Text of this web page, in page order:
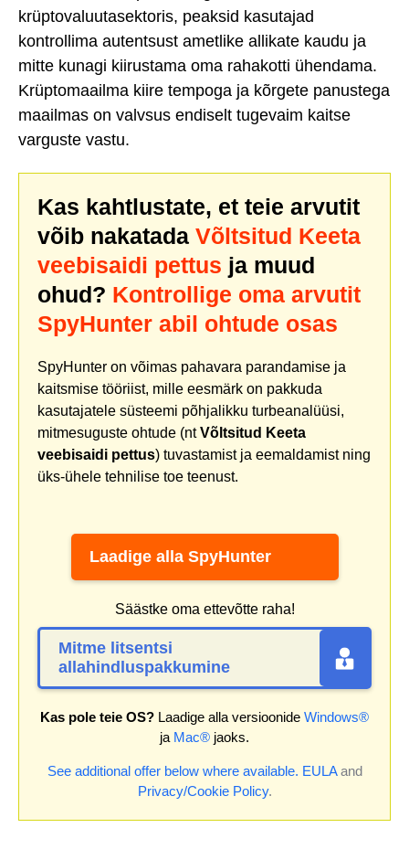
krüptovaluutasektoris, peaksid kasutajad
kontrollima autentsust ametlike allikate kaudu ja
mitte kunagi kiirustama oma rahakotti ühendama.
Krüptomaailma kiire tempoga ja kõrgete panustega
maailmas on valvsus endiselt tugevaim kaitse
varguste vastu.
Kas kahtlustate, et teie arvutit
võib nakatada Võltsitud Keeta
veebisaidi pettus ja muud
ohud? Kontrollige oma arvutit
SpyHunter abil ohtude osas
SpyHunter on võimas pahavara parandamise ja
kaitsmise tööriist, mille eesmärk on pakkuda
kasutajatele süsteemi põhjalikku turbeanalüüsi,
mitmesuguste ohtude (ntVõltsitud Keeta
veebisaidi pettus) tuvastamist ja eemaldamist ning
üks-ühele tehnilise toe teenust.
Laadige alla SpyHunter
Säästke oma ettevõtte raha!
Mitme litsentsi
allahindluspakkumine
Kas pole teie OS? Laadige alla versioonide Windows®
ja Mac® jaoks.
See additional offer below where available. EULAand
Privacy/Cookie Policy.